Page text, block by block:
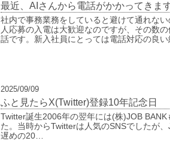
最近、AIさんから電話がかかってきま
社内で事務業務をしていると避けて通れな
人応募の入電は大歓迎なのですが、その数
話です。新入社員にとっては電話対応の良
2025/09/09
ふと見たらX(Twitter)登録10年記念日
Twitter誕生2006年の翌年には(株)JOB
た。当時からTwitterは人気のSNSでしたが
遅めの20…